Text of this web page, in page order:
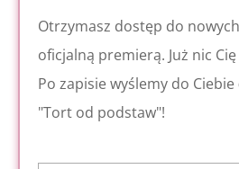
Otrzymasz dostęp do
oficjalną premierą. Już nic
Po zapisie wyślemy do Ciebie
"Tort od podstaw"!